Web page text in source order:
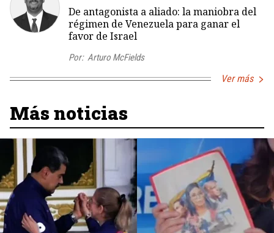
De antagonista a aliado: la maniobra del
régimen de Venezuela para ganar el
favor de Israel
Por: Arturo McFields
Ver más
Más noticias